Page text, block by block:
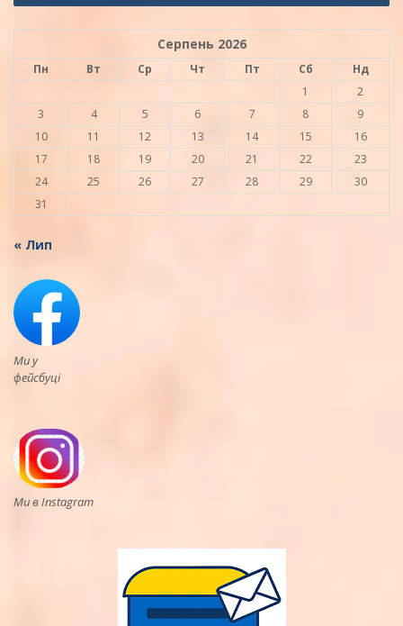
Серпень 2026
Пн Вт Ср Чт Пт Сб
Нд
1
2
3
4 5 6 7 8
9
10
11 12 13 14 15
16
17
18 19 20 21 22
23
24
25 26 27 28 29
30
31
« Лип
Ми у
фейсбуці
Ми в Instagram